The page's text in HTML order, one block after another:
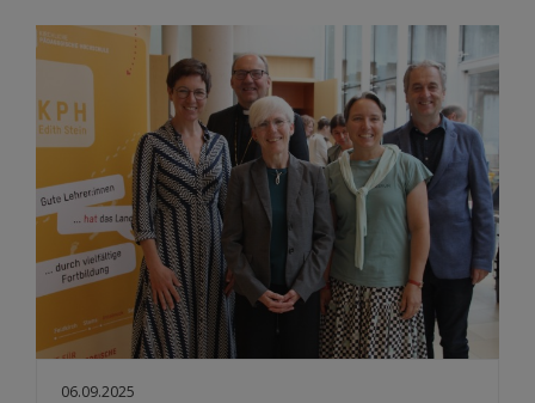
06.09.2025